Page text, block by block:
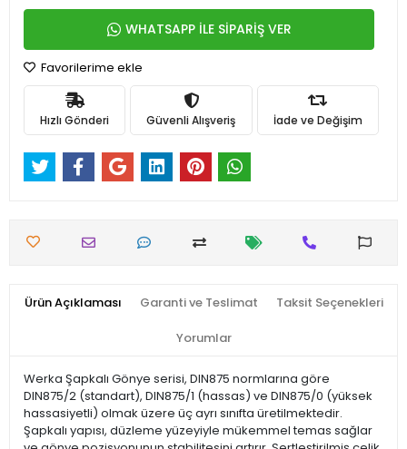
WHATSAPP İLE SİPARİŞ VER
Favorilerime ekle
Hızlı Gönderi Güvenli Alışveriş İade ve Değişim
Ürün Açıklaması Garanti ve Teslimat Taksit Seçenekleri
Yorumlar
Werka Şapkalı Gönye serisi, DIN875 normlarına göre
DIN875/2 (standart), DIN875/1 (hassas) ve DIN875/0 (yüksek
hassasiyetli) olmak üzere üç ayrı sınıfta üretilmektedir.
Şapkalı yapısı, düzleme yüzeyiyle mükemmel temas sağlar